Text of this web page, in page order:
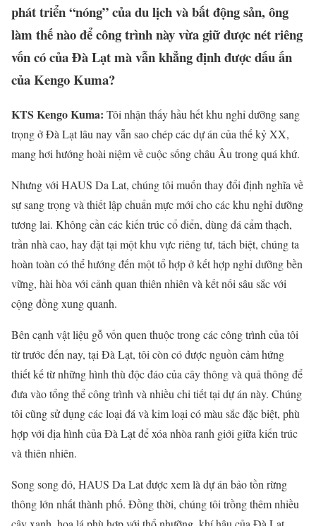
phát triển “nóng” của du lịch và bất động sản, ông
làm thế nào để công trình này vừa giữ được nét riêng
vốn có của Đà Lạt mà vẫn khẳng định được dấu ấn
của Kengo Kuma?
KTS Kengo Kuma: Tôi nhận thấy hầu hết khu nghỉ dưỡng sang
trọng ở Đà Lạt lâu nay vẫn sao chép các dự án của thế kỷ XX,
mang hơi hướng hoài niệm về cuộc sống châu Âu trong quá khứ.
Nhưng với HAUS Da Lat, chúng tôi muốn thay đổi định nghĩa về
sự sang trọng và thiết lập chuẩn mực mới cho các khu nghỉ dưỡng
tương lai. Không cần các kiến trúc cổ điển, dùng đá cẩm thạch,
trần nhà cao, hay đặt tại một khu vực riêng tư, tách biệt, chúng ta
hoàn toàn có thể hướng đến một tổ hợp ở kết hợp nghỉ dưỡng bền
vững, hài hòa với cảnh quan thiên nhiên và kết nối sâu sắc với
cộng đồng xung quanh.
Bên cạnh vật liệu gỗ vốn quen thuộc trong các công trình của tôi
từ trước đến nay, tại Đà Lạt, tôi còn có được nguồn cảm hứng
thiết kế từ những hình thù độc đáo của cây thông và quả thông để
đưa vào tổng thể công trình và nhiều chi tiết tại dự án này. Chúng
tôi cũng sử dụng các loại đá và kim loại có màu sắc đặc biệt, phù
hợp với địa hình của Đà Lạt để xóa nhòa ranh giới giữa kiến trúc
và thiên nhiên.
Song song đó, HAUS Da Lat được xem là dự án bảo tồn rừng
thông lớn nhất thành phố. Đồng thời, chúng tôi trồng thêm nhiều